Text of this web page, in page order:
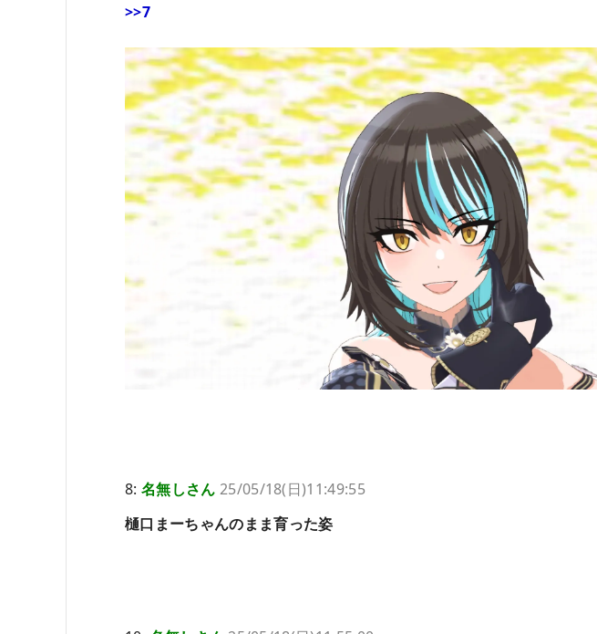
>>7
8: 名無しさん 25/05/18(日)11:49:55
樋口まーちゃんのまま育った姿